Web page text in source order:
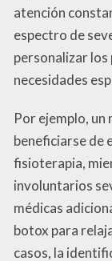
atención
espectro de
personalizar
necesidades
Por ejemplo, un
beneficiarse de
fisioterapia,
involuntarios
médicas
botox para
casos, la